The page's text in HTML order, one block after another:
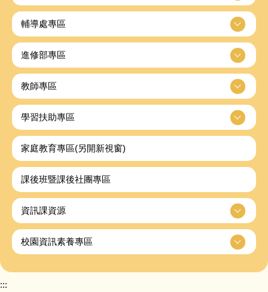
輔導處專區
進修部專區
教師專區
學習扶助專區
家庭教育專區(另開新視窗)
課後班暨課後社團專區
資訊課資源
校園資訊素養專區
:::